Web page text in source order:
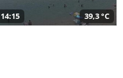
14:15 39,3 °C